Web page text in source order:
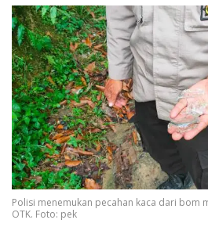
Polisi menemukan pecahan kaca dari bom
OTK. Foto: pek